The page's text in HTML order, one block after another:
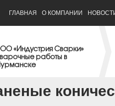
ГЛАВНАЯ О КОМПАНИИ
«Индустрия Сварки»
работы в